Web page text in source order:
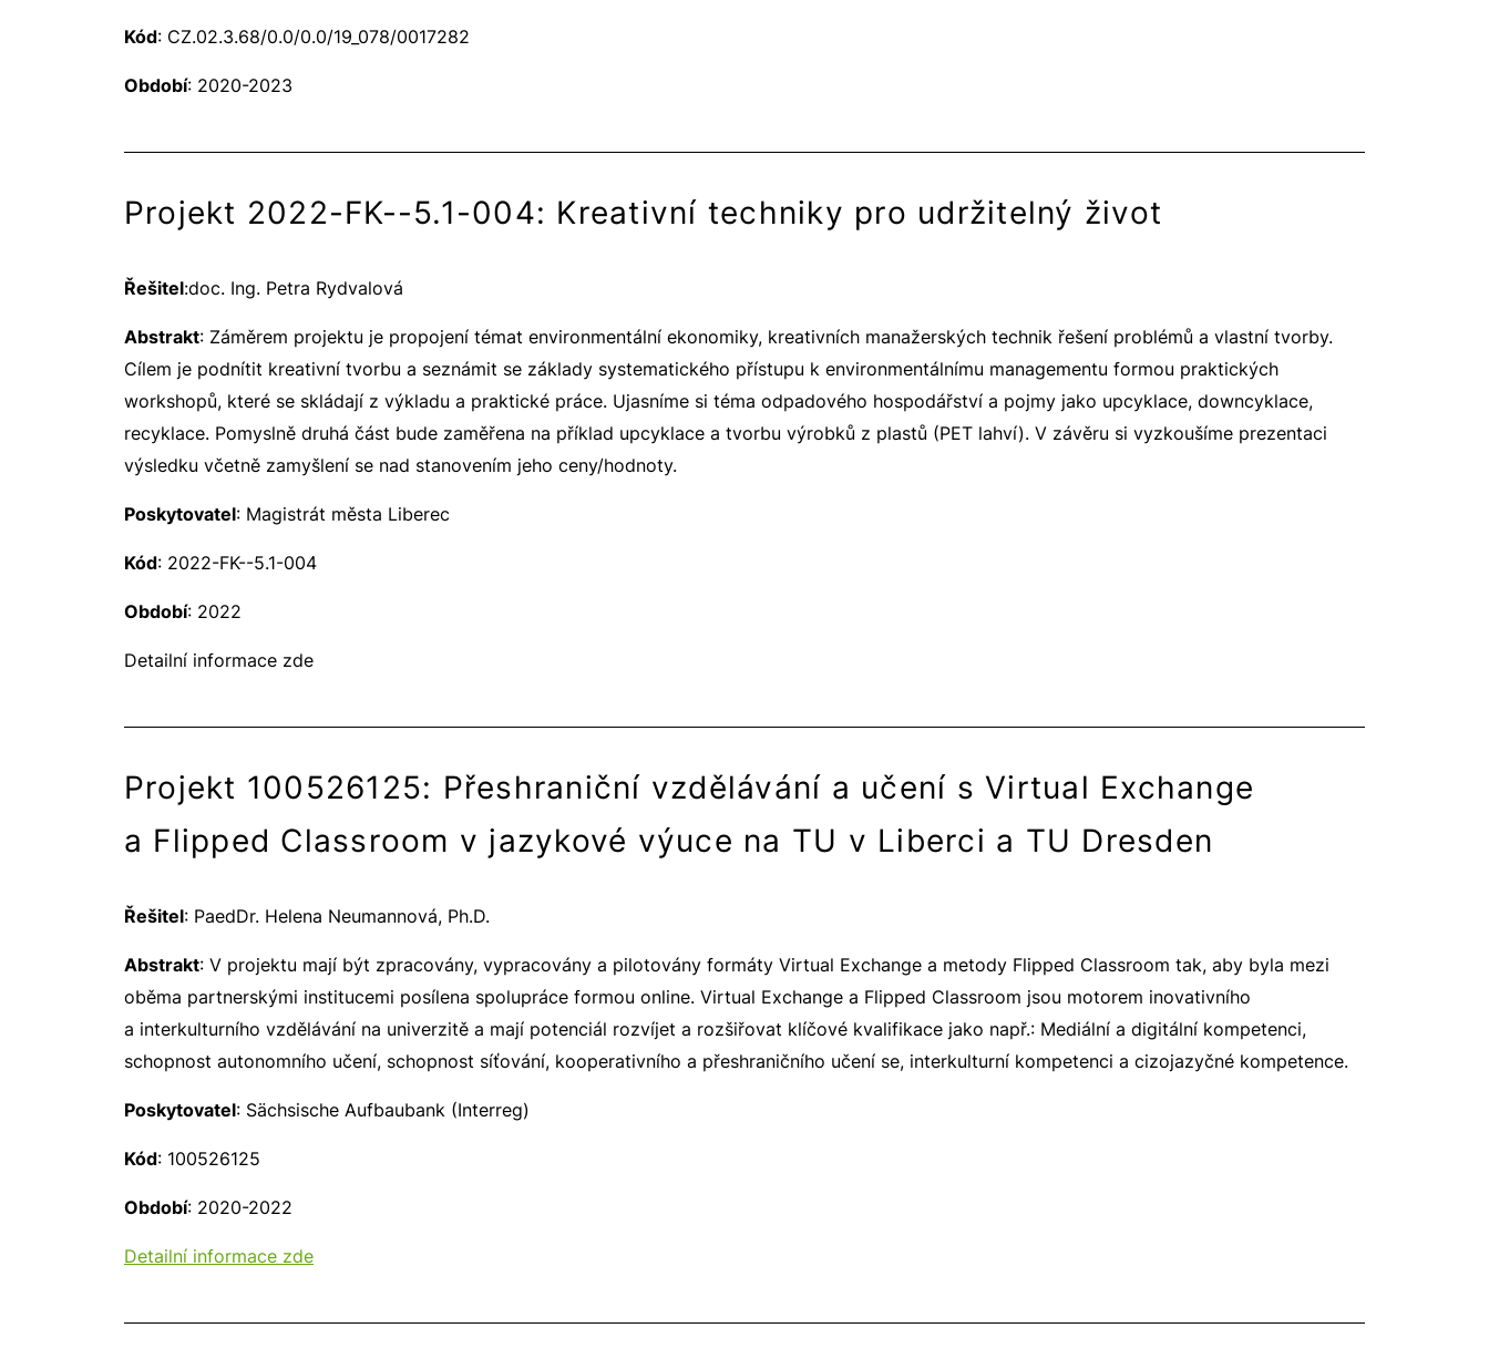
Kód: CZ.02.3.68/0.0/0.0/19_078/0017282
Období: 2020-2023
Projekt 2022-FK--5.1-004: Kreativní techniky pro udržitelný život
Řešitel:doc. Ing. Petra Rydvalová
Abstrakt: Záměrem projektu je propojení témat environmentální ekonomiky, kreativních manažerských technik řešení problémů a vlastní tvorby.
Cílem je podnítit kreativní tvorbu a seznámit se základy systematického přístupu k environmentálnímu managementu formou praktických
workshopů, které se skládají z výkladu a praktické práce. Ujasníme si téma odpadového hospodářství a pojmy jako upcyklace, downcyklace,
recyklace. Pomyslně druhá část bude zaměřena na příklad upcyklace a tvorbu výrobků z plastů (PET lahví). V závěru si vyzkoušíme prezentaci
výsledku včetně zamyšlení se nad stanovením jeho ceny/hodnoty.
Poskytovatel: Magistrát města Liberec
Kód: 2022-FK--5.1-004
Období: 2022
Detailní informace zde
Projekt 100526125: Přeshraniční vzdělávání a učení s Virtual Exchange
a Flipped Classroom v jazykové výuce na TU v Liberci a TU Dresden
Řešitel: PaedDr. Helena Neumannová, Ph.D.
Abstrakt: V projektu mají být zpracovány, vypracovány a pilotovány formáty Virtual Exchange a metody Flipped Classroom tak, aby byla mezi
oběma partnerskými institucemi posílena spolupráce formou online. Virtual Exchange a Flipped Classroom jsou motorem inovativního
a interkulturního vzdělávání na univerzitě a mají potenciál rozvíjet a rozšiřovat klíčové kvalifikace jako např.: Mediální a digitální kompetenci,
schopnost autonomního učení, schopnost síťování, kooperativního a přeshraničního učení se, interkulturní kompetenci a cizojazyčné kompetence.
Poskytovatel: Sächsische Aufbaubank (Interreg)
Kód: 100526125
Období: 2020-2022
Detailní informace zde